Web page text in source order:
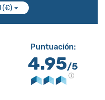
(€)
Puntuación:
4.95/5